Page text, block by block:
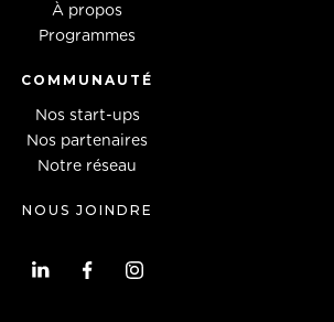
À propos
Programmes
COMMUNAUTÉ
Nos start-ups
Nos partenaires
Notre réseau
NOUS JOINDRE